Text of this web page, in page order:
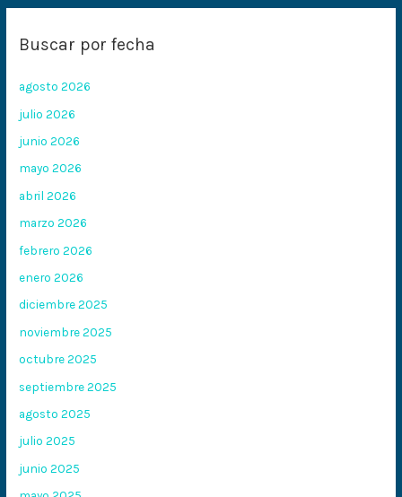
Buscar por fecha
agosto 2026
julio 2026
junio 2026
mayo 2026
abril 2026
marzo 2026
febrero 2026
enero 2026
diciembre 2025
noviembre 2025
octubre 2025
septiembre 2025
agosto 2025
julio 2025
junio 2025